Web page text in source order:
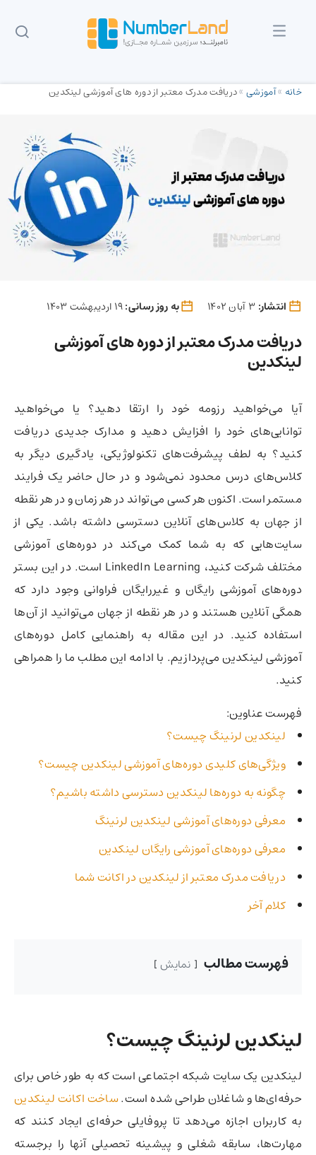
خانه »آموزشی»دریافت مدرک معتبر از دوره های آموزشی لینکدین
انتشار: به روز رسانی:
دریافت مدرک معتبر از دوره های آموزشی
لینکدین
آیا می‌خواهید رزومه خود را ارتقا دهید؟ یا می‌خواهید
توانایی‌های خود را افزایش دهید و مدارک جدیدی دریافت
کنید؟ به لطف پیشرفت‌های تکنولوژیکی، یادگیری دیگر به
کلاس‌های درس محدود نمی‌شود و در حال حاضر یک فرایند
مستمر است. اکنون هر کسی می‌تواند در هر زمان و در هر نقطه
از جهان به کلاس‌های آنلاین دسترسی داشته باشد. یکی از
سایت‌هایی که به شما کمک می‌کند در دوره‌های آموزشی
مختلف شرکت کنید، LinkedIn Learning است. در این بستر
دوره‌های آموزشی رایگان و غیررایگان فراوانی وجود دارد که
همگی آنلاین هستند و در هر نقطه از جهان می‌توانید از آن‌ها
استفاده کنید. در این مقاله به راهنمایی کامل دوره‌های
آموزشی لینکدین می‌پردازیم. با ادامه این مطلب ما را همراهی
کنید.
فهرست عناوین:
لینکدین لرنینگ چیست؟
ویژگی‌های کلیدی دوره‌های آموزشی لینکدین چیست؟
چگونه به دوره‌ها لینکدین دسترسی داشته باشیم؟
معرفی دوره‌های آموزشی لینکدین لرنینگ
معرفی دوره‌های آموزشی رایگان لینکدین
دریافت مدرک معتبر از لینکدین در اکانت شما
کلام آخر
فهرست مطالب نمایش
لینکدین لرنینگ چیست؟
لینکدین یک سایت شبکه اجتماعی است که به طور خاص برای
حرفه‌ای‌ها و شاغلان طراحی شده است.ساخت اکانت لینکدین
به کاربران اجازه می‌دهد تا پروفایلی حرفه‌ای ایجاد کنند که
مهارت‌ها، سابقه شغلی و پیشینه تحصیلی آنها را برجسته